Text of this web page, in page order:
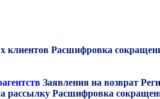
клиентов Расшифровка
Заявления на возврат
рассылку Расшифровка